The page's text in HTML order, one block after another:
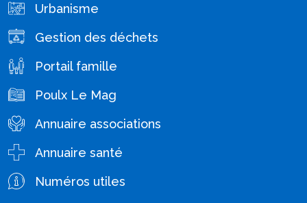
Urbanisme
Gestion des déchets
Portail famille
Poulx Le Mag
Annuaire associations
Annuaire santé
Numéros utiles